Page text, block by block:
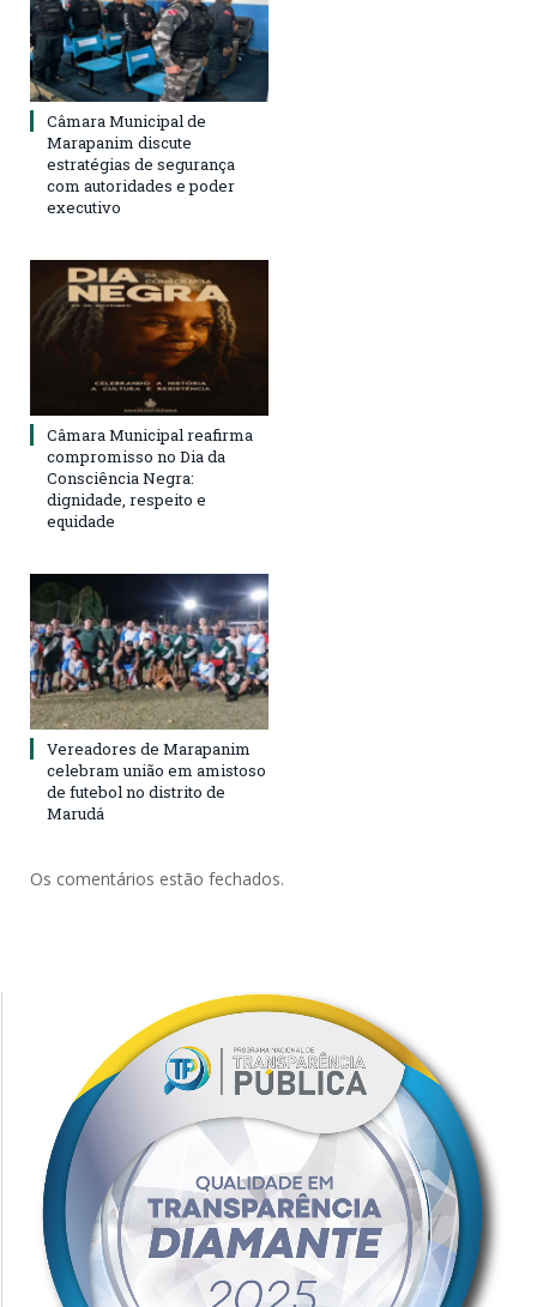
Câmara Municipal de
Marapanim discute
estratégias de segurança
com autoridades e poder
executivo
Câmara Municipal reafirma
compromisso no Dia da
Consciência Negra:
dignidade, respeito e
equidade
Vereadores de Marapanim
celebram união em amistoso
de futebol no distrito de
Marudá
Os comentários estão fechados.